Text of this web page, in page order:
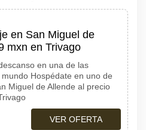
en San Miguel de
mxn en Trivago
en una de las
Hospédate en uno de
Miguel de Allende al precio
VER OFERTA